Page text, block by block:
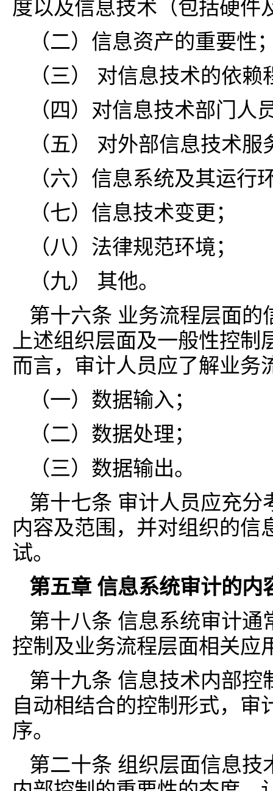
度以及信息技术（包括硬件
（二）信息资产的重要性
（三） 对信息技术的依赖
（四）对信息技术部门人
（五） 对外部信息技术
（六）信息系统及其运行
（七）信息技术变更；
（八）法律规范环境；
（九） 其他。
第十六条 业务流程层面
上述组织层面及一般性控
而言，审计人员应了解业务
（一）数据输入；
（二）数据处理；
（三）数据输出。
第十七条 审计人员应充
内容及范围，并对组织的信
试。
第五章 信息系统审计的内
第十八条 信息系统审计
控制及业务流程层面相关应
第十九条 信息技术内部
自动相结合的控制形式，审
序。
第二十条 组织层面信息